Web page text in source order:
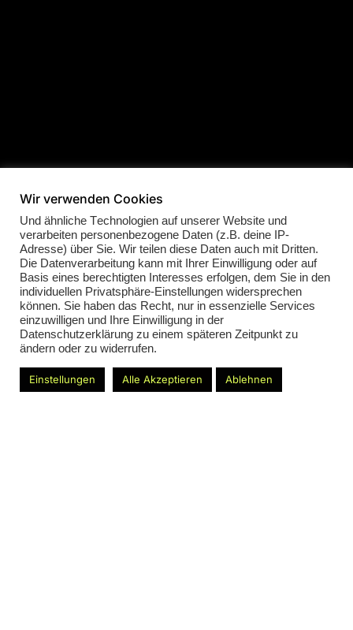
Wir verwenden Cookies
Und ähnliche Technologien auf unserer Website und
verarbeiten personenbezogene Daten (z.B. deine IP-
Adresse) über Sie. Wir teilen diese Daten auch mit Dritten.
Die Datenverarbeitung kann mit Ihrer Einwilligung oder auf
Basis eines berechtigten Interesses erfolgen, dem Sie in den
individuellen Privatsphäre-Einstellungen widersprechen
können. Sie haben das Recht, nur in essenzielle Services
einzuwilligen und Ihre Einwilligung in der
Datenschutzerklärung zu einem späteren Zeitpunkt zu
ändern oder zu widerrufen.
Einstellungen Alle Akzeptieren Ablehnen